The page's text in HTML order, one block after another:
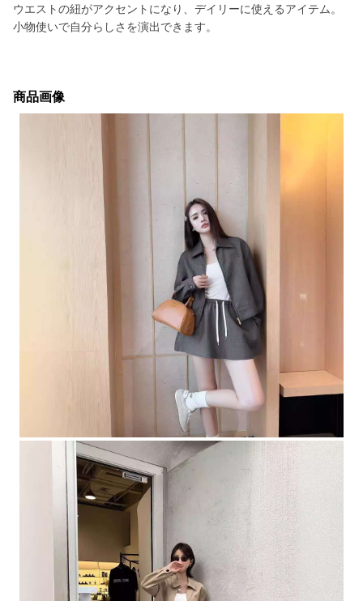
ウエストの紐がアクセントになり、デイリーに使えるアイテム。
小物使いで自分らしさを演出できます。
商品画像